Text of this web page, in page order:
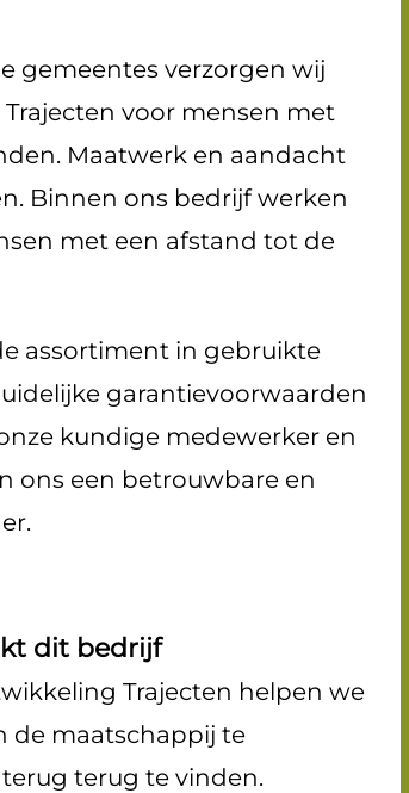
gemeentes verzorgen wij
voor mensen met
Maatwerk en aandacht
Binnen ons bedrijf werken
met een afstand tot de
assortiment in gebruikte
garantievoorwaarden
kundige medewerker en
ons een betrouwbare en
dit bedrijf
Trajecten helpen we
de maatschappij te
terug te vinden.